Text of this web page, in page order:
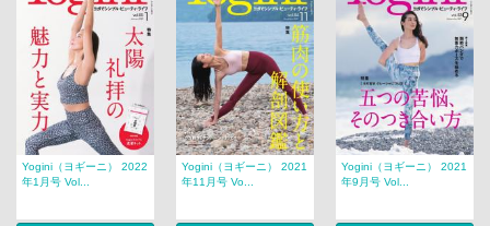
Yogini（ヨギーニ） 2022
年1月号 Vol...
Yogini（ヨギーニ） 2021
年11月号 Vo...
Yogini（ヨギーニ） 2021
年9月号 Vol...